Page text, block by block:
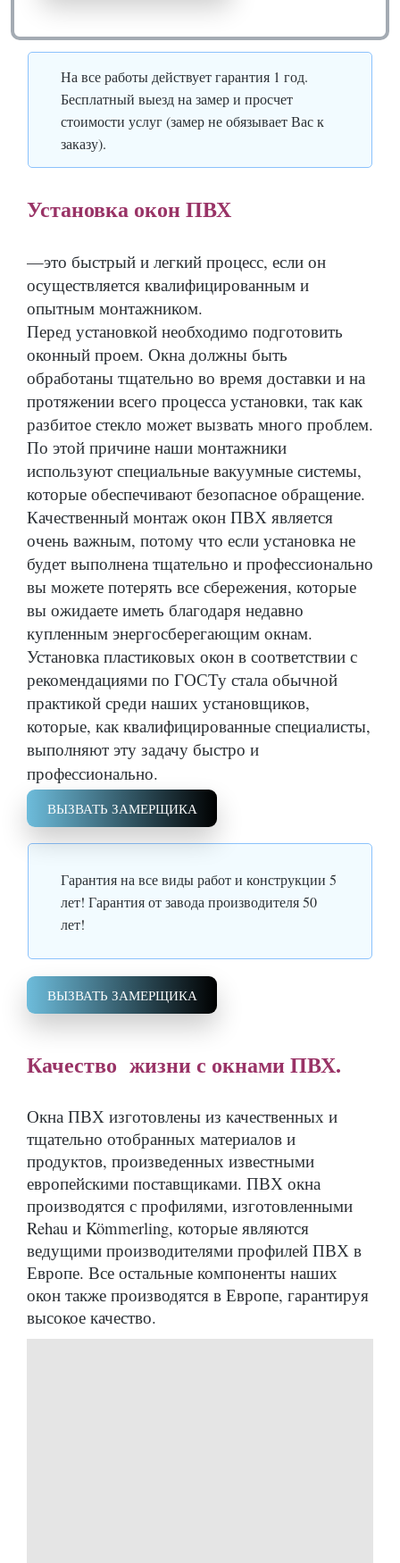
На все работы действует гарантия 1 год.
Бесплатный выезд на замер и просчет
стоимости услуг (замер не обязывает Вас к
заказу).
Установка окон ПВХ
—это быстрый и легкий процесс, если он
осуществляется квалифицированным и
опытным монтажником.
Перед установкой необходимо подготовить
оконный проем. Окна должны быть
обработаны тщательно во время доставки и на
протяжении всего процесса установки, так как
разбитое стекло может вызвать много проблем.
По этой причине наши монтажники
используют специальные вакуумные системы,
которые обеспечивают безопасное обращение.
Качественный монтаж окон ПВХ является
очень важным, потому что если установка не
будет выполнена тщательно и профессионально
вы можете потерять все сбережения, которые
вы ожидаете иметь благодаря недавно
купленным энергосберегающим окнам.
Установка пластиковых окон в соответствии с
рекомендациями по ГОСТу стала обычной
практикой среди наших установщиков,
которые, как квалифицированные специалисты,
выполняют эту задачу быстро и
профессионально.
ВЫЗВАТЬ ЗАМЕРЩИКА
Гарантия на все виды работ и конструкции 5
лет! Гарантия от завода производителя 50
лет!
ВЫЗВАТЬ ЗАМЕРЩИКА
Качество жизни с окнами ПВХ.
Окна ПВХ изготовлены из качественных и
тщательно отобранных материалов и
продуктов, произведенных известными
европейскими поставщиками. ПВХ окна
производятся с профилями, изготовленными
Rehau и Kömmerling, которые являются
ведущими производителями профилей ПВХ в
Европе. Все остальные компоненты наших
окон также производятся в Европе, гарантируя
высокое качество.